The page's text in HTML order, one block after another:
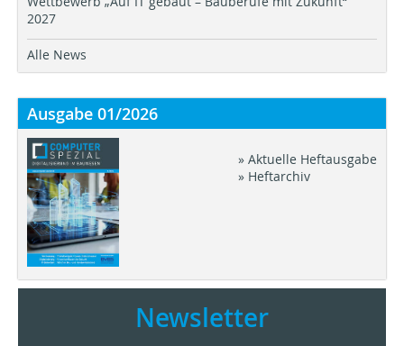
2027
Alle News
Ausgabe 01/2026
» Aktuelle Heftausgabe
» Heftarchiv
Newsletter